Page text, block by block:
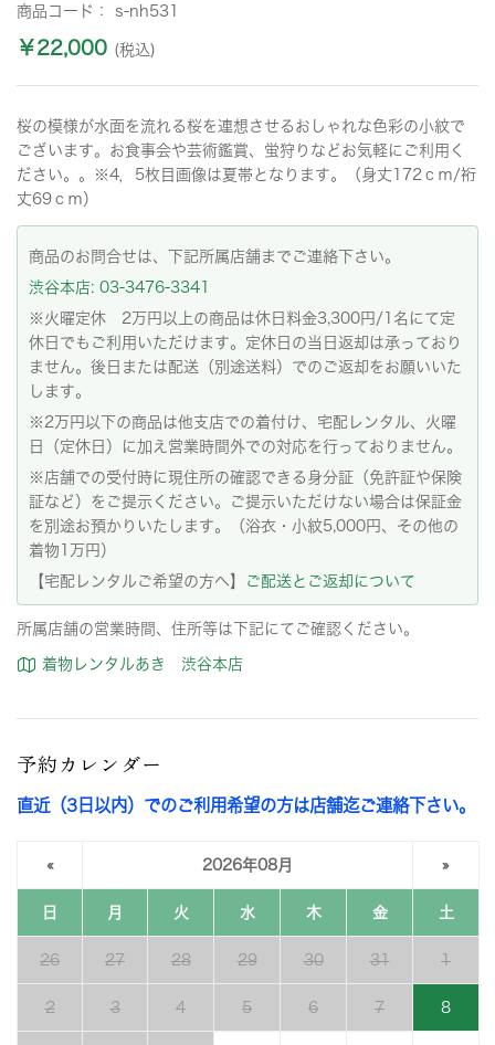
商品コード： s-nh531
￥22,000 (税込)
桜の模様が水面を流れる桜を連想させるおしゃれな色彩の小紋で
ございます。お食事会や芸術鑑賞、蛍狩りなどお気軽にご利用く
ださい。。※4，5枚目画像は夏帯となります。（身丈172ｃｍ/裄
丈69ｃｍ）
商品のお問合せは、下記所属店舗までご連絡下さい。
渋谷本店: 03-3476-3341
※火曜定休 2万円以上の商品は休日料金3,300円/1名にて定
休日でもご利用いただけます。定休日の当日返却は承っており
ません。後日または配送（別途送料）でのご返却をお願いいた
します。
※2万円以下の商品は他支店での着付け、宅配レンタル、火曜
日（定休日）に加え営業時間外での対応を行っておりません。
※店舗での受付時に現住所の確認できる身分証（免許証や保険
証など）をご提示ください。ご提示いただけない場合は保証金
を別途お預かりいたします。（浴衣・小紋5,000円、その他の
着物1万円）
【宅配レンタルご希望の方へ】
ご配送とご返却について
所属店舗の営業時間、住所等は下記にてご確認ください。
着物レンタルあき 渋谷本店
予約カレンダー
直近（3日以内）でのご利用希望の方は店舗迄ご連絡下さい。
« 2026年08月 »
日 月 火 水 木 金 土
26 27 28 29 30 31 1
2 3 4 5 6 7 8